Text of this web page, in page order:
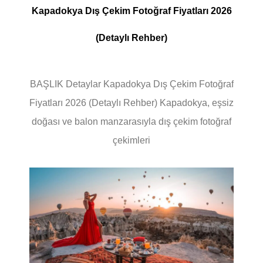
Kapadokya Dış Çekim Fotoğraf Fiyatları 2026
(Detaylı Rehber)
BAŞLIK Detaylar Kapadokya Dış Çekim Fotoğraf
Fiyatları 2026 (Detaylı Rehber) Kapadokya, eşsiz
doğası ve balon manzarasıyla dış çekim fotoğraf
çekimleri